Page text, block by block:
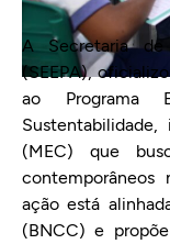
A Secretaria de
(SEEPA),
ao Programa
(MEC) que
ação está
(BNCC) e